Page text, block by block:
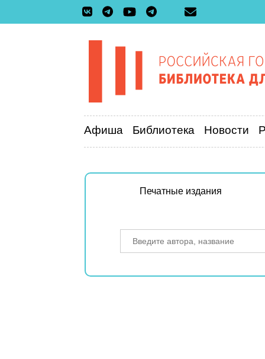
Афиша Библиотека Новости
Печатные издания